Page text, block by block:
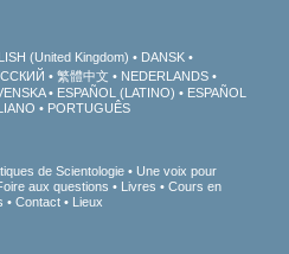
(United Kingdom)
DANSK
繁體中文
NEDERLANDS
ESPAÑOL (LATINO)
ESPAÑOL
PORTUGUÊS
de Scientologie
Une voix pour
aux questions Livres
Cours en
Contact Lieux